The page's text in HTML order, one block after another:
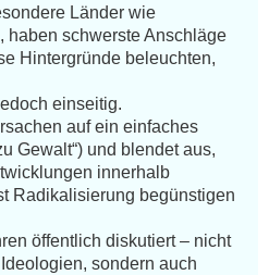
Länder wie
haben schwerste Anschläge
Hintergründe beleuchten,
einseitig.
auf ein einfaches
Gewalt“) und blendet aus,
innerhalb
Radikalisierung begünstigen
öffentlich diskutiert – nicht
sondern auch